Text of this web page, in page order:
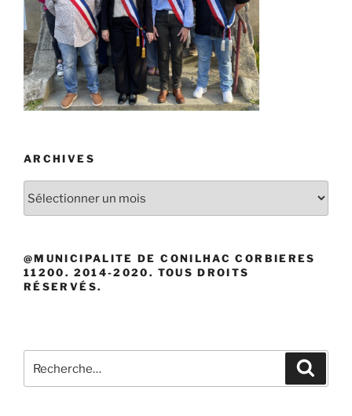
ARCHIVES
@MUNICIPALITE DE CONILHAC CORBIERES
11200. 2014-2020. TOUS DROITS
RÉSERVÉS.
pour